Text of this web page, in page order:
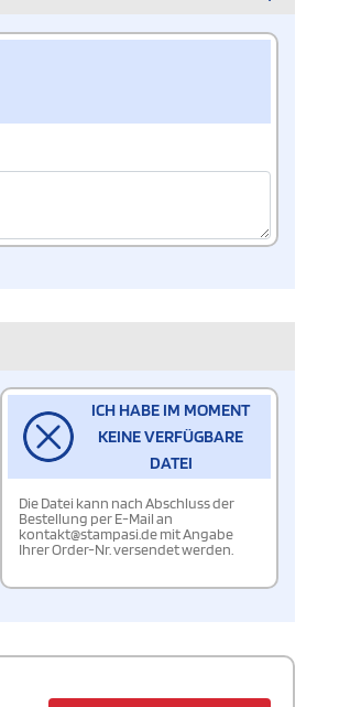
ICH HABE IM MOMENT
KEINE VERFÜGBARE
DATEI
Die Datei kann nach Abschluss der
Bestellung per E-Mail an
kontakt@stampasi.de mit Angabe
Ihrer Order-Nr. versendet werden.